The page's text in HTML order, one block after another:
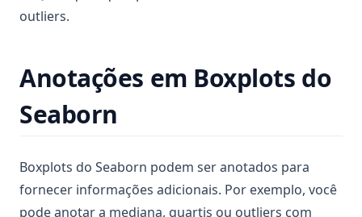
outliers.
Anotações em Boxplots do
Seaborn
Boxplots do Seaborn podem ser anotados para
fornecer informações adicionais. Por exemplo, você
pode anotar a mediana, quartis ou outliers com